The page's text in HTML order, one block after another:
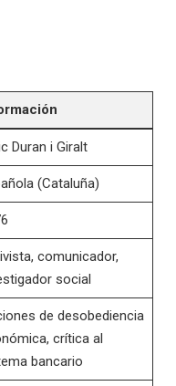
Duran i Giralt
(Cataluña)
comunicador,
social
de desobediencia
crítica al
bancario